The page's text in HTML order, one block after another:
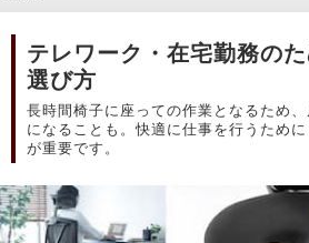
テレワーク・在宅勤務の
選び方
長時間椅子に座っての作業となるため
になることも。快適に仕事を行うため
が重要です。